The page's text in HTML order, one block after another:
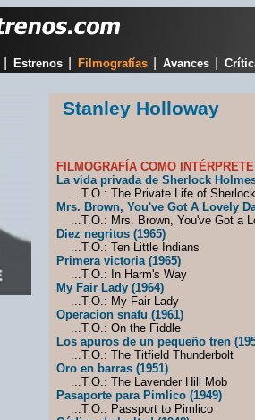
Estrenos Filmografías Avances
Stanley Holloway
FILMOGRAFÍA COMO
La vida privada de Sherlock
...T.O.: The Private Life of
Mrs. Brown, You've Got A Lovely
...T.O.: Mrs. Brown, You've Got a
Diez negritos (1965)
...T.O.: Ten Little Indians
Primera victoria (1965)
...T.O.: In Harm's Way
My Fair Lady (1964)
...T.O.: My Fair Lady
Operacion snafu (1961)
...T.O.: On the Fiddle
Los apuros de un pequeño tren
...T.O.: The Titfield Thunderbolt
Oro en barras (1951)
...T.O.: The Lavender Hill Mob
Pasaporte para Pimlico (1949)
...T.O.: Passport to Pimlico